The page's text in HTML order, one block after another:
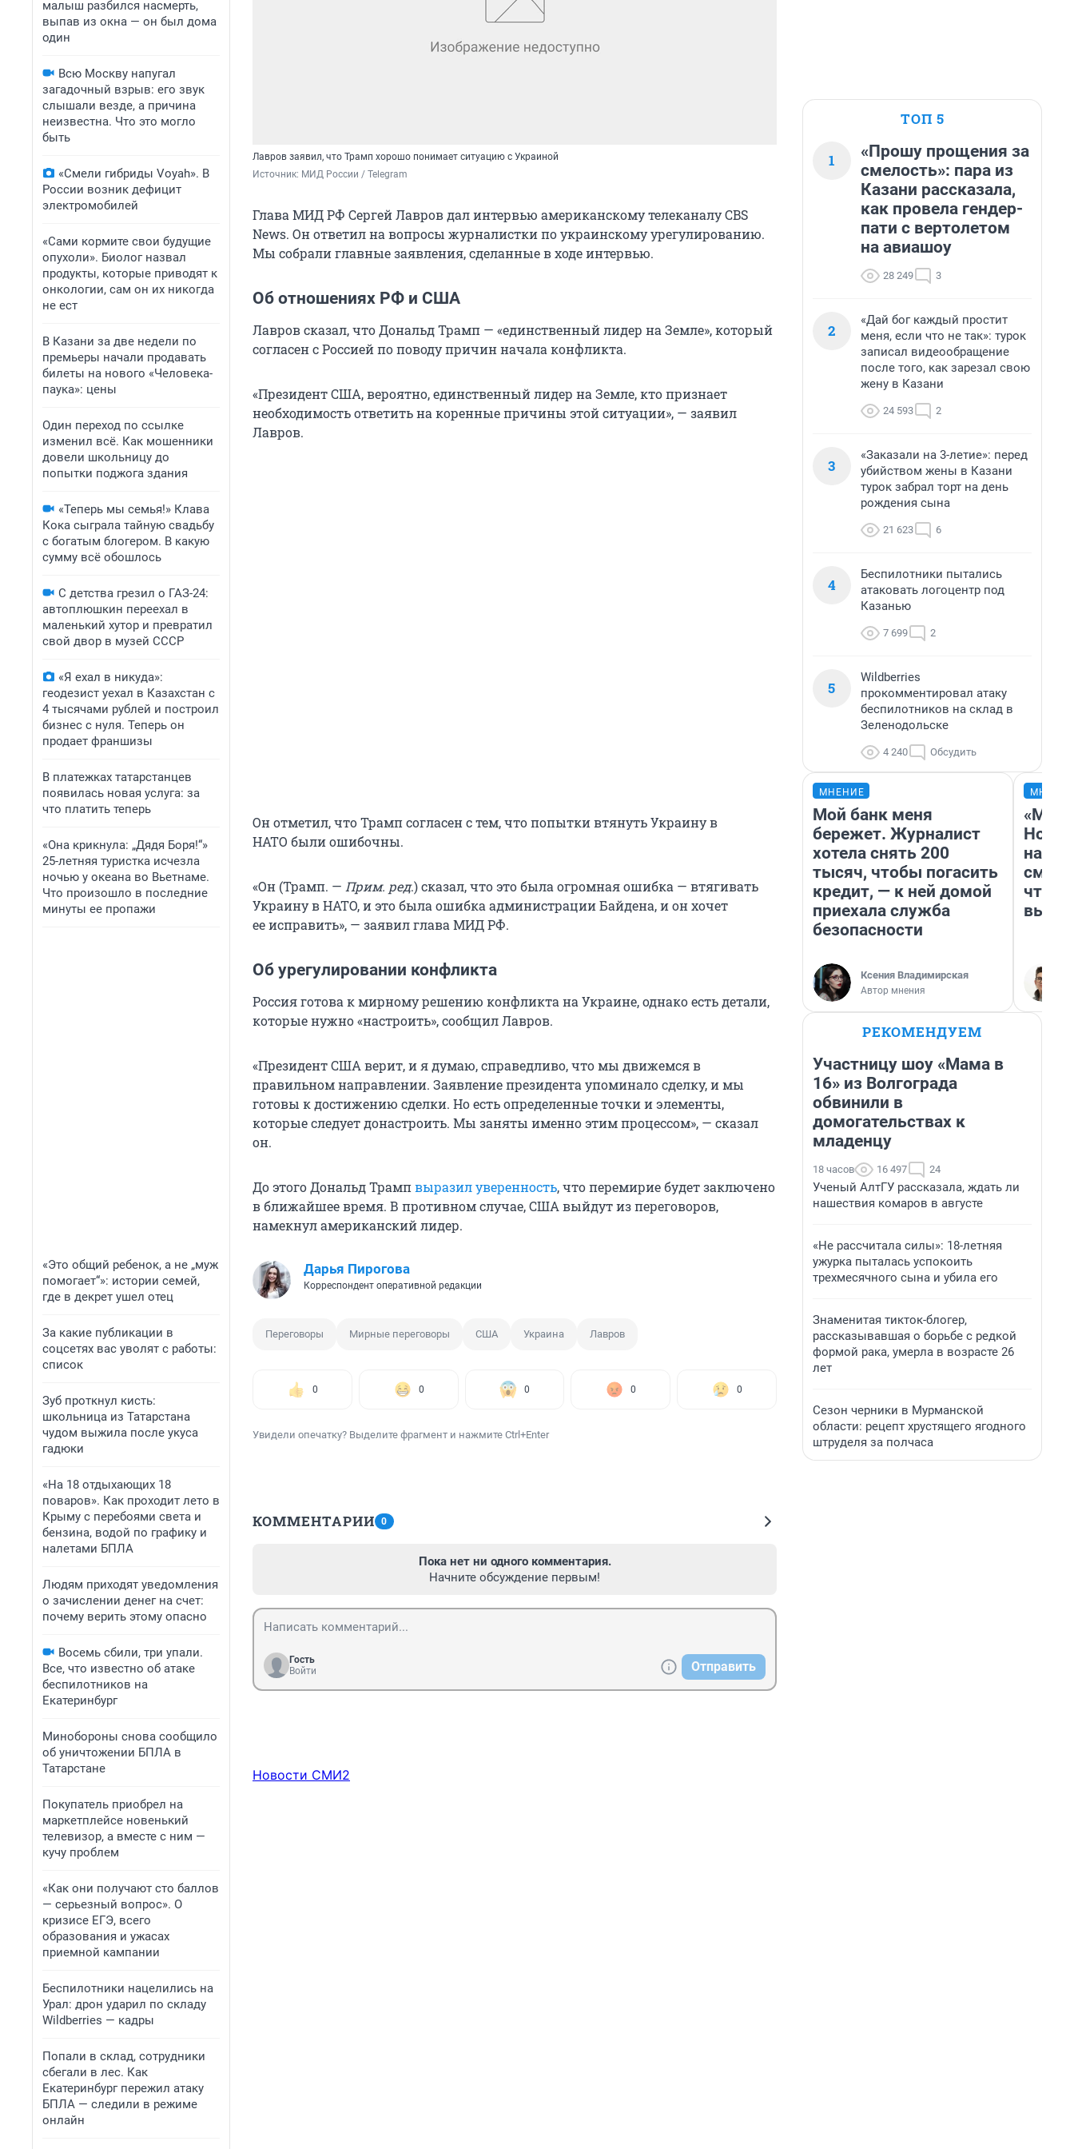
малыш разбился насмерть,
выпав из окна — он был дома
один
Всю Москву напугал
загадочный взрыв: его звук
слышали везде, а причина
неизвестна. Что это могло
быть
«Смели гибриды Voyah». В
России возник дефицит
электромобилей
«Сами кормите свои будущие
опухоли». Биолог назвал
продукты, которые приводят к
онкологии, сам он их никогда
не ест
В Казани за две недели по
премьеры начали продавать
билеты на нового «Человека-
паука»: цены
Один переход по ссылке
изменил всё. Как мошенники
довели школьницу до
попытки поджога здания
«Теперь мы семья!» Клава
Кока сыграла тайную свадьбу
с богатым блогером. В какую
сумму всё обошлось
С детства грезил о ГАЗ-24:
автоплюшкин переехал в
маленький хутор и превратил
свой двор в музей СССР
«Я ехал в никуда»:
геодезист уехал в Казахстан с
4 тысячами рублей и построил
бизнес с нуля. Теперь он
продает франшизы
В платежках татарстанцев
появилась новая услуга: за
что платить теперь
«Она крикнула: „Дядя Боря!“»
25-летняя туристка исчезла
ночью у океана во Вьетнаме.
Что произошло в последние
минуты ее пропажи
«Это общий ребенок, а не „муж
помогает“»: истории семей,
где в декрет ушел отец
За какие публикации в
соцсетях вас уволят с работы:
список
Зуб проткнул кисть:
школьница из Татарстана
чудом выжила после укуса
гадюки
«На 18 отдыхающих 18
поваров». Как проходит лето в
Крыму с перебоями света и
бензина, водой по графику и
налетами БПЛА
Людям приходят уведомления
о зачислении денег на счет:
почему верить этому опасно
Восемь сбили, три упали.
Все, что известно об атаке
беспилотников на
Екатеринбург
Минобороны снова сообщило
об уничтожении БПЛА в
Татарстане
Покупатель приобрел на
маркетплейсе новенький
телевизор, а вместе с ним —
кучу проблем
«Как они получают сто баллов
— серьезный вопрос». О
кризисе ЕГЭ, всего
образования и ужасах
приемной кампании
Беспилотники нацелились на
Урал: дрон ударил по складу
Wildberries — кадры
Попали в склад, сотрудники
сбегали в лес. Как
Екатеринбург пережил атаку
БПЛА — следили в режиме
онлайн
Лавров заявил, что Трамп хорошо понимает ситуацию с Украиной
Источник: МИД России / Telegram
Глава МИД РФ Сергей Лавров дал интервью американскому телеканалу CBS
News. Он ответил на вопросы журналистки по украинскому урегулированию.
Мы собрали главные заявления, сделанные в ходе интервью.
Об отношениях РФ и США
Лавров сказал, что Дональд Трамп — «единственный лидер на Земле», который
согласен с Россией по поводу причин начала конфликта.
«Президент США, вероятно, единственный лидер на Земле, кто признает
необходимость ответить на коренные причины этой ситуации», — заявил
Лавров.
Он отметил, что Трамп согласен с тем, что попытки втянуть Украину в
НАТО были ошибочны.
«Он (Трамп. — Прим. ред.) сказал, что это была огромная ошибка — втягивать
Украину в НАТО, и это была ошибка администрации Байдена, и он хочет
ее исправить», — заявил глава МИД РФ.
Об урегулировании конфликта
Россия готова к мирному решению конфликта на Украине, однако есть детали,
которые нужно «настроить», сообщил Лавров.
«Президент США верит, и я думаю, справедливо, что мы движемся в
правильном направлении. Заявление президента упоминало сделку, и мы
готовы к достижению сделки. Но есть определенные точки и элементы,
которые следует донастроить. Мы заняты именно этим процессом», — сказал
он.
До этого Дональд Трампвыразил уверенность, что перемирие будет заключено
в ближайшее время. В противном случае, США выйдут из переговоров,
намекнул американский лидер.
Дарья Пирогова
Корреспондент оперативной редакции
Переговоры Мирные переговоры США Украина Лавров
0 0 0 0 0
Увидели опечатку? Выделите фрагмент и нажмите Ctrl+Enter
КОММЕНТАРИИ 0
Пока нет ни одного комментария.
Начните обсуждение первым!
Гость
Войти
Отправить
Новости СМИ2
ТОП 5
1
«Прошу прощения за
смелость»: пара из
Казани рассказала,
как провела гендер-
пати с вертолетом
на авиашоу
28 249 3
2
«Дай бог каждый простит
меня, если что не так»: турок
записал видеообращение
после того, как зарезал свою
жену в Казани
24 593 2
3
«Заказали на 3-летие»: перед
убийством жены в Казани
турок забрал торт на день
рождения сына
21 623 6
4
Беспилотники пытались
атаковать логоцентр под
Казанью
7 699 2
5
Wildberries
прокомментировал атаку
беспилотников на склад в
Зеленодольске
4 240 Обсудить
МНЕНИЕ
Мой банк меня
бережет. Журналист
хотела снять 200
тысяч, чтобы погасить
кредит, — к ней домой
приехала служба
безопасности
Ксения Владимирская
Автор мнения
«Мы
РЕКОМЕНДУЕМ
Участницу шоу «Мама в
16» из Волгограда
обвинили в
домогательствах к
младенцу
18 часов 16 497 24
Ученый АлтГУ рассказала, ждать ли
нашествия комаров в августе
«Не рассчитала силы»: 18-летняя
ужурка пыталась успокоить
трехмесячного сына и убила его
Знаменитая тикток-блогер,
рассказывавшая о борьбе с редкой
формой рака, умерла в возрасте 26
лет
Сезон черники в Мурманской
области: рецепт хрустящего ягодного
штруделя за полчаса